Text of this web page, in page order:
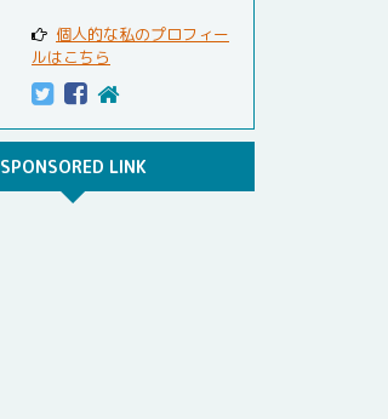
個人的な私のプロフィー
ルはこちら
SPONSORED LINK